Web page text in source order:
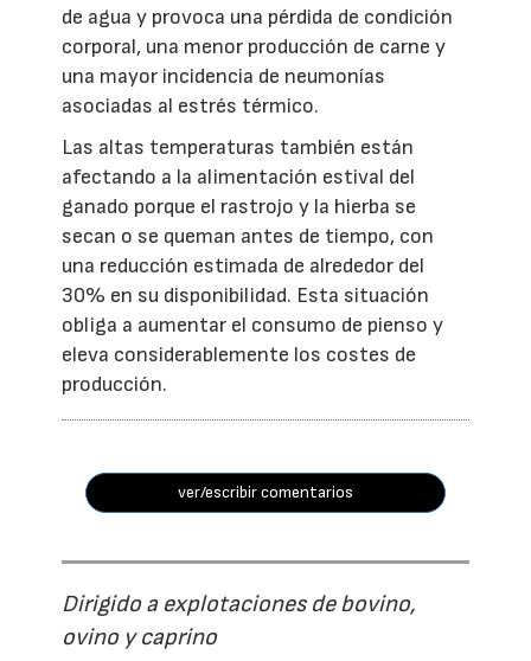
de agua y provoca una pérdida de condición
corporal, una menor producción de carne y
una mayor incidencia de neumonías
asociadas al estrés térmico.
Las altas temperaturas también están
afectando a la alimentación estival del
ganado porque el rastrojo y la hierba se
secan o se queman antes de tiempo, con
una reducción estimada de alrededor del
30% en su disponibilidad. Esta situación
obliga a aumentar el consumo de pienso y
eleva considerablemente los costes de
producción.
ver/escribir comentarios
Dirigido a explotaciones de bovino,
ovino y caprino